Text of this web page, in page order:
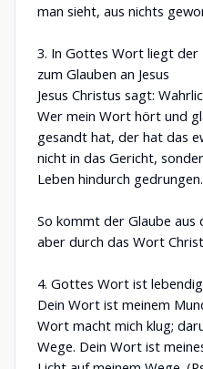
man sieht, aus nichts
3. In Gottes Wort liegt der
zum Glauben an Jesus
Jesus Christus sagt:
Wer mein Wort hört und
gesandt hat, der hat das
nicht in das Gericht,
Leben hindurch
So kommt der Glaube
aber durch das Wort
4. Gottes Wort ist
Dein Wort ist meinem
Wort macht mich klug;
Wege. Dein Wort ist